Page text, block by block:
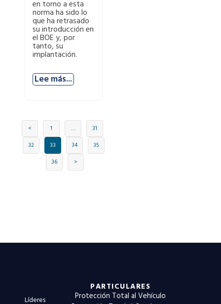
en torno a esta
norma ha sido lo
que ha retrasado
su introducción en
el BOE y, por
tanto, su
implantación.
Lee más...
< 1 …
31
32
33 34
35
36
>
Líderes
PARTICULARES
Protección Total al Vehículo